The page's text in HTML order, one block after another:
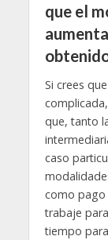
que el
Si crees
que, tanto
caso
como pago
trabaje
tiempo